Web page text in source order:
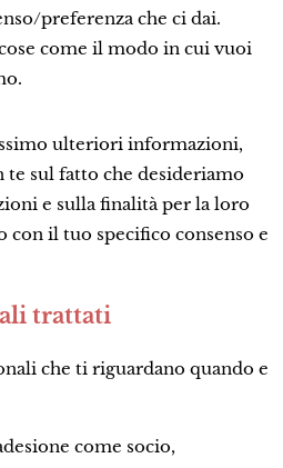
preferenza che ci dai.
come il modo in cui vuoi
ulteriori informazioni,
sul fatto che desideriamo
e sulla finalità per la loro
con il tuo specifico consenso e
trattati
che ti riguardano quando e
come socio,